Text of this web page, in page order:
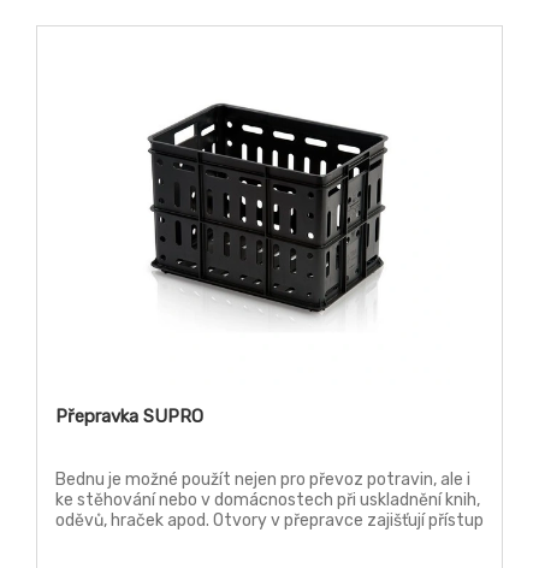
Přepravka SUPRO
Bednu je možné použít nejen pro převoz potravin, ale i
ke stěhování nebo v domácnostech při uskladnění knih,
oděvů, hraček apod. Otvory v přepravce zajišťují přístup